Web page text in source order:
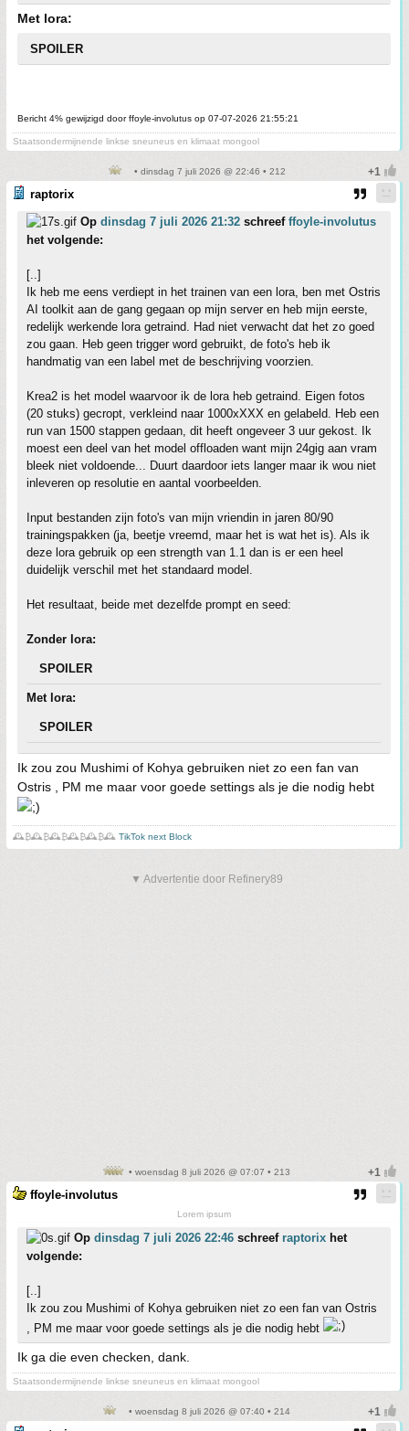
Met lora:
SPOILER
Bericht 4% gewijzigd door ffoyle-involutus op 07-07-2026 21:55:21
Staatsondermijnende linkse sneuneus en klimaat mongool
• dinsdag 7 juli 2026 @ 22:46 • 212
raptorix
Op dinsdag 7 juli 2026 21:32 schreef ffoyle-involutus
het volgende:
[..]
Ik heb me eens verdiept in het trainen van een lora, ben met Ostris
AI toolkit aan de gang gegaan op mijn server en heb mijn eerste,
redelijk werkende lora getraind. Had niet verwacht dat het zo goed
zou gaan. Heb geen trigger word gebruikt, de foto's heb ik
handmatig van een label met de beschrijving voorzien.
Krea2 is het model waarvoor ik de lora heb getraind. Eigen fotos
(20 stuks) gecropt, verkleind naar 1000xXXX en gelabeld. Heb een
run van 1500 stappen gedaan, dit heeft ongeveer 3 uur gekost. Ik
moest een deel van het model offloaden want mijn 24gig aan vram
bleek niet voldoende... Duurt daardoor iets langer maar ik wou niet
inleveren op resolutie en aantal voorbeelden.
Input bestanden zijn foto's van mijn vriendin in jaren 80/90
trainingspakken (ja, beetje vreemd, maar het is wat het is). Als ik
deze lora gebruik op een strength van 1.1 dan is er een heel
duidelijk verschil met het standaard model.
Het resultaat, beide met dezelfde prompt en seed:
Zonder lora:
SPOILER
Met lora:
SPOILER
Ik zou zou Mushimi of Kohya gebruiken niet zo een fan van
Ostris , PM me maar voor goede settings als je die nodig hebt
🕰️₿🕰️₿🕰️₿🕰️₿🕰️₿🕰️ TikTok next Block
▼ Advertentie door Refinery89
• woensdag 8 juli 2026 @ 07:07 • 213
ffoyle-involutus
Lorem ipsum
Op dinsdag 7 juli 2026 22:46 schreef raptorix het
volgende:
[..]
Ik zou zou Mushimi of Kohya gebruiken niet zo een fan van Ostris
, PM me maar voor goede settings als je die nodig hebt
Ik ga die even checken, dank.
Staatsondermijnende linkse sneuneus en klimaat mongool
• woensdag 8 juli 2026 @ 07:40 • 214